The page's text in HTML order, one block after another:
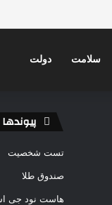
سلامت دولت
پیوندها
تست شخصیت
صندوق طلا
هاست نود جی